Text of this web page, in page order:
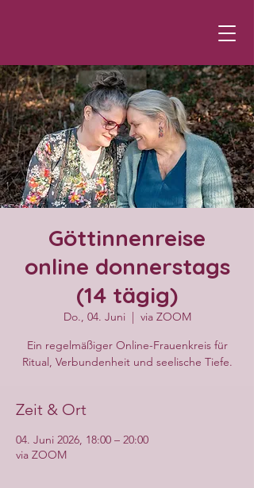
Göttinnenreise
online donnerstags
(14 tägig)
Do., 04. Juni
  |
via ZOOM
Ein regelmäßiger Online-Frauenkreis für
Ritual, Verbundenheit und seelische Tiefe.
Zeit & Ort
04. Juni 2026, 18:00 – 20:00
via ZOOM